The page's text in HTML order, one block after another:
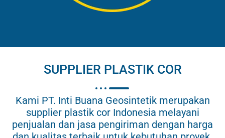
SUPPLIER PLASTIK COR
Kami PT. Inti Buana Geosintetik merupakan
supplier plastik cor Indonesia melayani
penjualan dan jasa pengiriman dengan harga